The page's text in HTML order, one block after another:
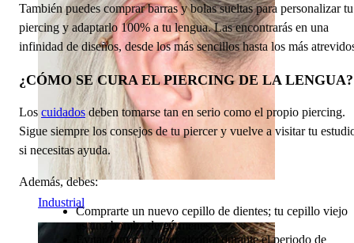
Industrial
También puedes comprar barras y bolas sueltas para personalizar tu
piercing y adaptarlo 100% a tu lengua. Las encontrarás en una
infinidad de diseños, desde los más sencillos hasta los más
¿CÓMO SE CURA EL PIERCING DE LA LENGUA?
Los cuidadosdeben tomarse tan en serio como el propio piercing.
Sigue siempre los consejos de tu piercer y vuelve a visitar tu
si necesitas ayuda.
Además, debes:
Comprarte un nuevo cepillo de dientes; tu cepillo viejo
es una bomba de gérmenes.
Evitar fumar y beber alcohol durante el periodo de